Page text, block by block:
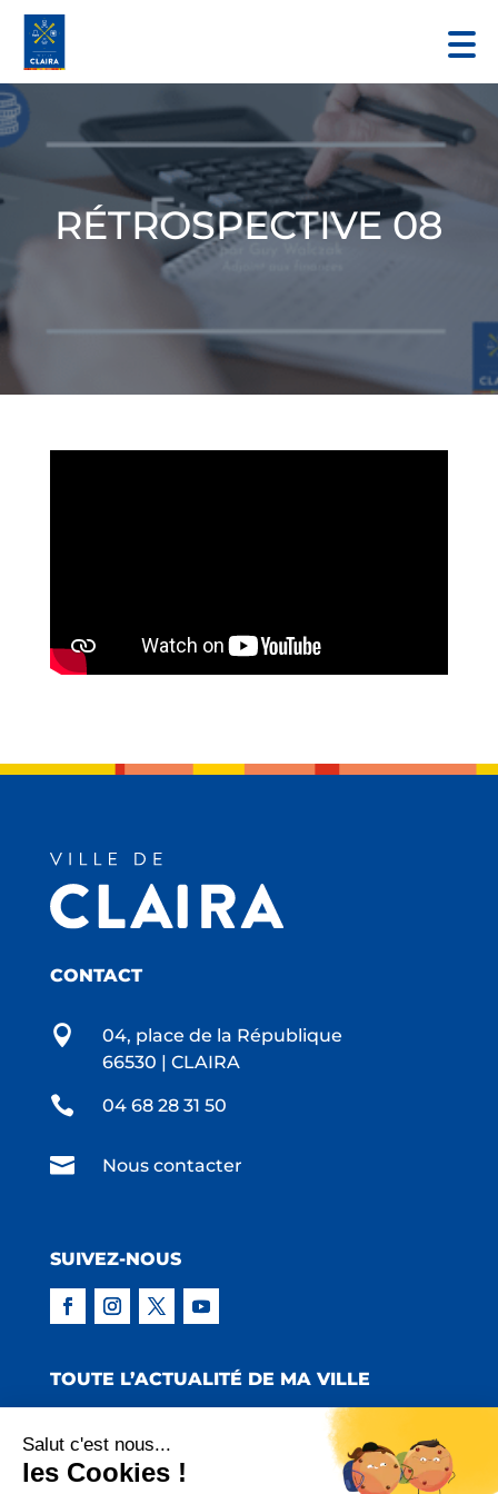
RÉTROSPECTIVE 08
CONTACT

04, place de la République
66530 | CLAIRA
 04 68 28 31 50
 Nous contacter
SUIVEZ-NOUS
TOUTE L’ACTUALITÉ DE MA VILLE
Salut c'est nous...
les Cookies !